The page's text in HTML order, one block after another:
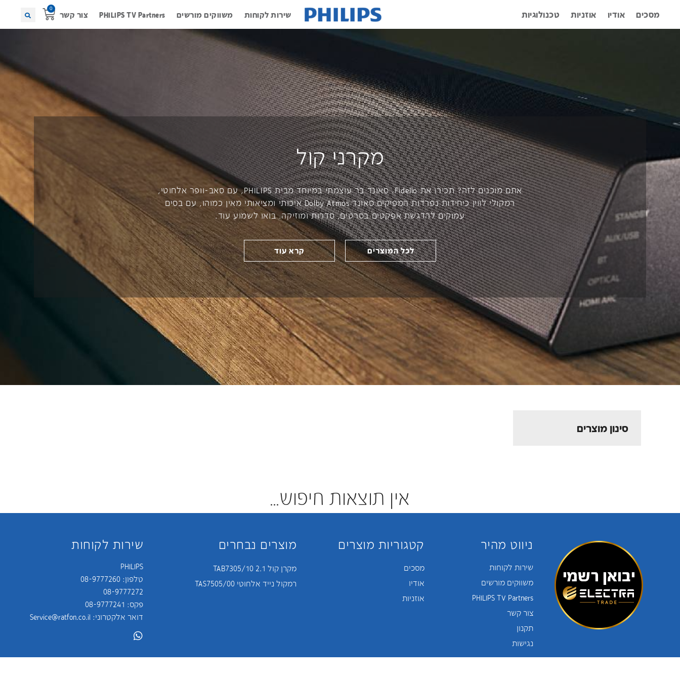
מסכים אודיו אוזניות טכנולוגיות שירות לקוחות משווקים מורשים PHILIPS TV Partners צור קשר
מקרני קול
אתם מוכנים לזה? תכירו את Fidelio. סאונד בר עוצמתי במיוחד מבית PHILIPS, עם סאב-וופר אלחוטי,
רמקולי לווין כיחידות נפרדות המפיקים סאונד Dolby Atmos איכותי ומציאותי מאין כמוהו, עם בסים
עמוקים להדגשת אפקטים בסרטים, סדרות ומוזיקה. בואו לשמוע עוד.
לכל המוצרים קרא עוד
סינון מוצרים
אין תוצאות חיפוש...
ניווט מהיר
שירות לקוחות
משווקים מורשים
PHILIPS TV Partners
צור קשר
תקנון
נגישות
קטגוריות מוצרים
מסכים
אודיו
אוזניות
מוצרים נבחרים
מקרן קול 2.1 TAB7305/10
רמקול נייד אלחוטי TAS7505/00
שירות לקוחות
PHILIPS
טלפון: 08-9777260
08-9777272
פקס: 08-9777241
דואר אלקטרוני: Service@ratfon.co.il